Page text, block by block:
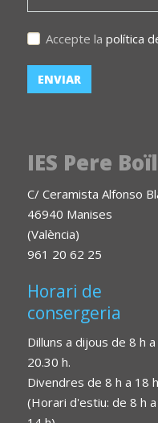
Accepte la política
IES Pere Boïl
C/ Ceramista Alfonso
46940 Manises
(València)
961 20 62 25
Horari de
consergeria
Dilluns a dijous de 8 h a
20.30 h.
Divendres de 8 h a 18
(Horari d'estiu: de 8 h a